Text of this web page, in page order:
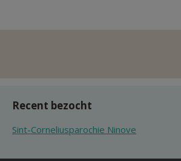
Recent bezocht
Sint-Corneliusparochie Ninove